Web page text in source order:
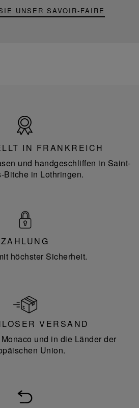
UNSER SAVOIR-FAIRE
Frankreich
IN FRANKREICH
und handgeschliffen in Saint-
Bitche in Lothringen.
ZAHLUNG
höchster Sicherheit.
VERSAND
und in die Länder der
Union.